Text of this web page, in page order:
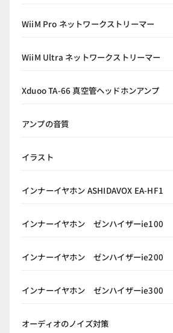
WiiM Pro ネットワークストリーマー
WiiM Ultra ネットワークストリーマー
Xduoo TA-66 真空管ヘッドホンアンプ
アンプの音質
イラスト
インナーイヤホン ASHIDAVOX EA-HF1
インナーイヤホン ゼンハイザーie100
インナーイヤホン ゼンハイザーie200
インナーイヤホン ゼンハイザーie300
オーディオのノイズ対策